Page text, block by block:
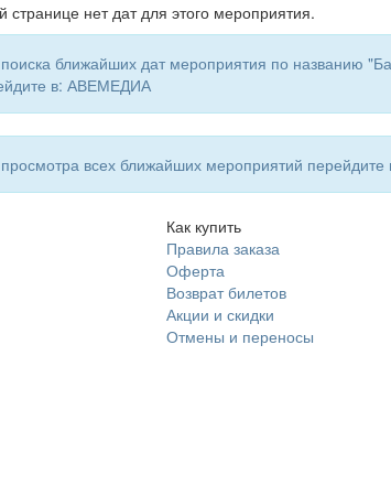
странице нет дат для этого мероприятия.
ближайших дат мероприятия по названию
в: АВЕМЕДИА
всех ближайших мероприятий
Как купить
Правила заказа
Оферта
Возврат билетов
Акции и скидки
Отмены и переносы